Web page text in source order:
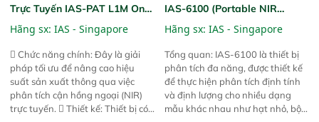
Trực Tuyến IAS-PAT L1M On-
Line NIR
Hãng sx: IAS - Singapore
 Chức năng chính: Đây là giải
pháp tối ưu để nâng cao hiệu
suất sản xuất thông qua việc
phân tích cận hồng ngoại (NIR)
trực tuyến.  Thiết kế: Thiết bị có
IAS-6100 (Portable NIR
Analyzer)
Hãng sx: IAS - Singapore
Tổng quan: IAS-6100 là thiết bị
phân tích đa năng, được thiết kế
để thực hiện phân tích định tính
và định lượng cho nhiều dạng
mẫu khác nhau như hạt nhỏ, bột,